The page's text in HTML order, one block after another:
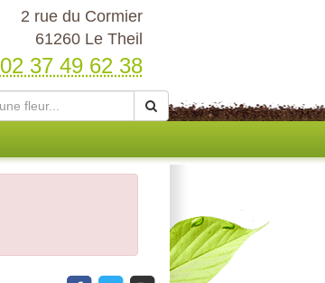
2 rue du Cormier
61260 Le Theil
02 37 49 62 38